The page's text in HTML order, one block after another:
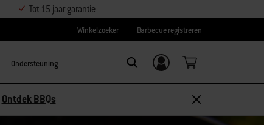
Tot 15 jaar garantie
Winkelzoeker Barbecue registreren
Ondersteuning
Inloggen/
aanmelden
Ontdek BBQs